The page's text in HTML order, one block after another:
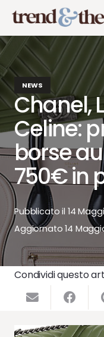
NEWS
Chanel,
Celine:
borse
750€ in
Pubblicato il 14
Aggiornato14
Condividi questo